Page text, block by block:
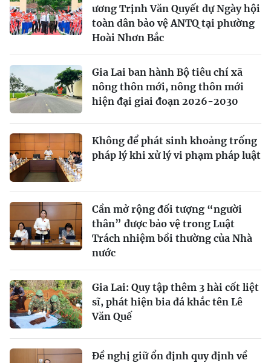
ương Trịnh Văn Quyết dự Ngày hội
toàn dân bảo vệ ANTQ tại phường
Hoài Nhơn Bắc
Gia Lai ban hành Bộ tiêu chí xã
nông thôn mới, nông thôn mới
hiện đại giai đoạn 2026-2030
Không để phát sinh khoảng trống
pháp lý khi xử lý vi phạm pháp luật
Cần mở rộng đối tượng “người
thân” được bảo vệ trong Luật
Trách nhiệm bồi thường của Nhà
nước
Gia Lai: Quy tập thêm 3 hài cốt liệt
sĩ, phát hiện bia đá khắc tên Lê
Văn Quế
Đề nghị giữ ổn định quy định về